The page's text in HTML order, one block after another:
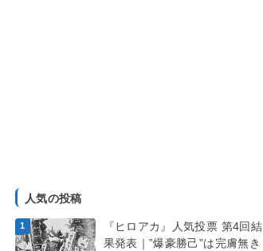
人気の投稿
『ヒロアカ』人気投票 第4回結
果発表｜”爆豪勝己”は完膚無き